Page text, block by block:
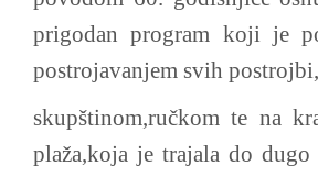
prigodan program koji je
postrojavanjem svih
skupštinom,ručkom te na
plaža,koja je trajala do